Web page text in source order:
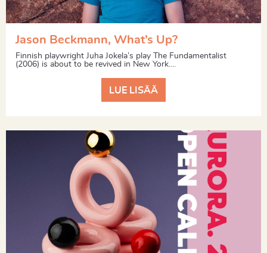
Jason Beckmann, What’s Up?
Finnish playwright Juha Jokela’s play The Fundamentalist
(2006) is about to be revived in New York....
LUE LISÄÄ